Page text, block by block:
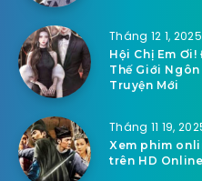
Tháng 12 1, 2025
Hội Chị Em
Thế Giới
Truyện Mới
Tháng 11 19,
Xem phim
trên HD Online